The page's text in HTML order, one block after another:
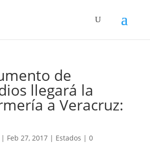
de
llegará la
a Veracruz:
| Feb 27, 2017| Estados | 0